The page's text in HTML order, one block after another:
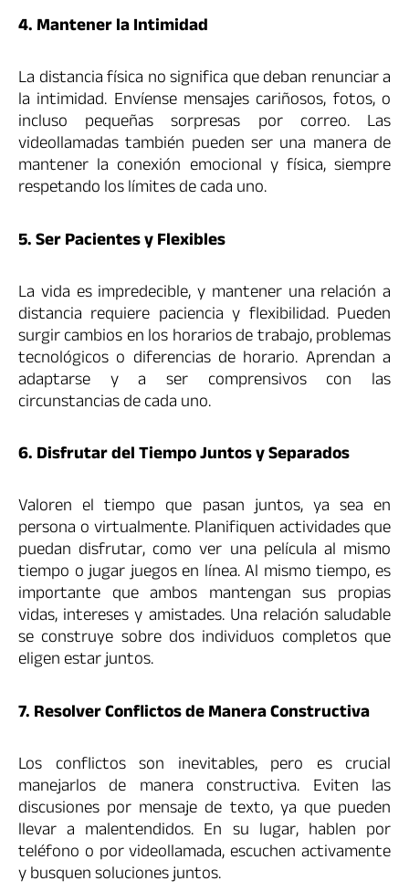
4. Mantener la Intimidad
La distancia física no significa que deban renunciar a
la intimidad. Envíense mensajes cariñosos, fotos, o
incluso pequeñas sorpresas por correo. Las
videollamadas también pueden ser una manera de
mantener la conexión emocional y física, siempre
respetando los límites de cada uno.
5. Ser Pacientes y Flexibles
La vida es impredecible, y mantener una relación a
distancia requiere paciencia y flexibilidad. Pueden
surgir cambios en los horarios de trabajo, problemas
tecnológicos o diferencias de horario. Aprendan a
adaptarse y a ser comprensivos con las
circunstancias de cada uno.
6. Disfrutar del Tiempo Juntos y Separados
Valoren el tiempo que pasan juntos, ya sea en
persona o virtualmente. Planifiquen actividades que
puedan disfrutar, como ver una película al mismo
tiempo o jugar juegos en línea. Al mismo tiempo, es
importante que ambos mantengan sus propias
vidas, intereses y amistades. Una relación saludable
se construye sobre dos individuos completos que
eligen estar juntos.
7. Resolver Conflictos de Manera Constructiva
Los conflictos son inevitables, pero es crucial
manejarlos de manera constructiva. Eviten las
discusiones por mensaje de texto, ya que pueden
llevar a malentendidos. En su lugar, hablen por
teléfono o por videollamada, escuchen activamente
y busquen soluciones juntos.